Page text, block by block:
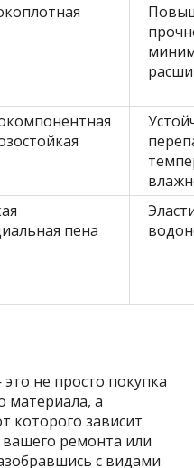
пена
не просто покупка
материала, а
которого зависит
вашего ремонта или
с видами